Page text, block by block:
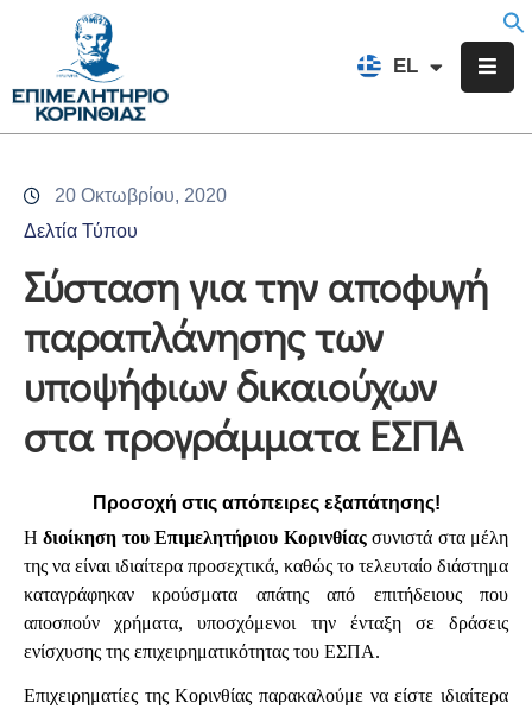
EL
FR
Επιμελητήριο
Υπηρεσίες
Προγράμματα
&
Εκδηλώσεις
Επικοινωνία
20 Οκτωβρίου, 2020
Δελτία Τύπου
Σύσταση για την αποφυγή
παραπλάνησης των
υποψήφιων δικαιούχων
στα προγράμματα ΕΣΠΑ
Προσοχή στις απόπειρες εξαπάτησης!
Ηδιοίκηση του Επιμελητήριου Κορινθίαςσυνιστά στα μέλη
της να είναι ιδιαίτερα προσεχτικά, καθώς το τελευταίο διάστημα
καταγράφηκαν κρούσματα απάτης από επιτήδειους που
αποσπούν χρήματα, υποσχόμενοι την ένταξη σε δράσεις
ενίσχυσης της επιχειρηματικότητας του ΕΣΠΑ.
Επιχειρηματίες της Κορινθίας παρακαλούμε να είστε ιδιαίτερα